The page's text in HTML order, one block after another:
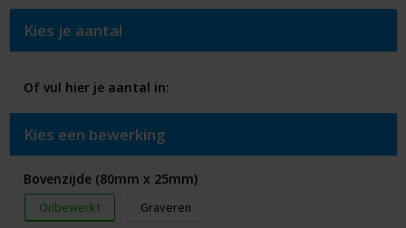
Kies je aantal
Of vul hier je aantal in:
Kies een bewerking
Bovenzijde (80mm x 25mm)
Onbewerkt Graveren